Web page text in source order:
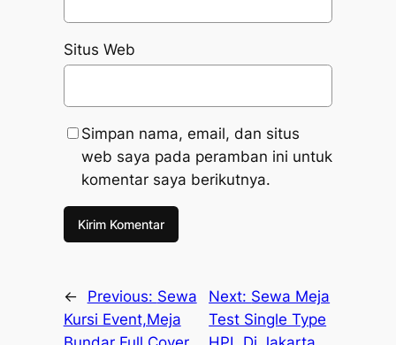
Situs Web
Simpan nama, email, dan situs
web saya pada peramban ini untuk
komentar saya berikutnya.
← Previous: Sewa
Kursi Event,Meja
Next: Sewa Meja
Test Single Type